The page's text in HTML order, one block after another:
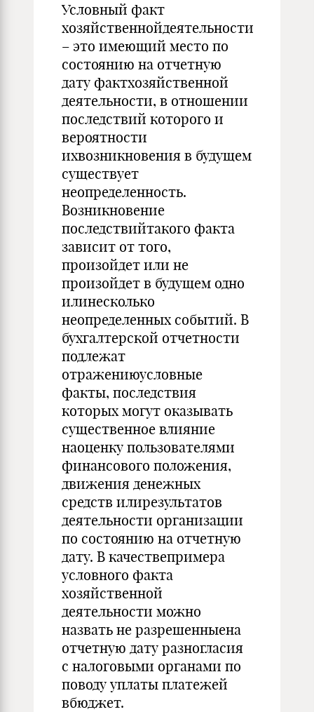
Условный факт
хозяйственнойдеятельности
– это имеющий место по
состоянию на отчетную
дату фактхозяйственной
деятельности, в отношении
последствий которого и
вероятности
ихвозникновения в будущем
существует
неопределенность.
Возникновение
последствийтакого факта
зависит от того,
произойдет или не
произойдет в будущем одно
илинесколько
неопределенных событий. В
бухгалтерской отчетности
подлежат
отражениюусловные
факты, последствия
которых могут оказывать
существенное влияние
наоценку пользователями
финансового положения,
движения денежных
средств илирезультатов
деятельности организации
по состоянию на отчетную
дату. В качествепримера
условного факта
хозяйственной
деятельности можно
назвать не разрешенныена
отчетную дату разногласия
с налоговыми органами по
поводу уплаты платежей
вбюджет.